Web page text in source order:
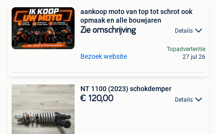
aankoop moto van top tot schrot ook
opmaak en alle bouwjaren
Zie omschrijving Details
Bezoek website
Topadvertentie
27 jul 26
NT 1100 (2023) schokdemper
€ 120,00 Details